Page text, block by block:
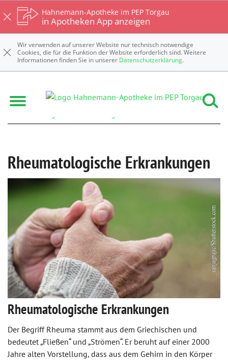
Hahnemann-Apotheke im PEP Torgau
in Apotheken App anzeigen
Wir verwenden auf unserer Website nur technisch notwendige
Cookies, die für die Funktion der Website erforderlich sind. Weitere
Informationen finden Sie in unserer Datenschutzerklärung.
Hahnemann-Apotheke im PEP Torgau
Krankheiten & Therapie
Rheumatologische Erkrankungen
Rheumatologische Erkrankungen
Der Begriff Rheuma stammt aus dem Griechischen und
bedeutet „Fließen“ und „Strömen“. Er beruht auf einer 2000
Jahre alten Vorstellung, dass aus dem Gehirn in den Körper